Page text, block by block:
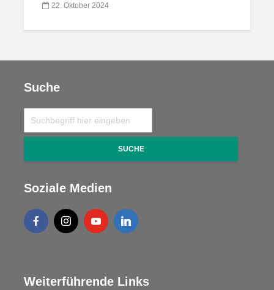
22. Oktober 2024
Suche
SUCHE
Soziale Medien
Weiterführende Links